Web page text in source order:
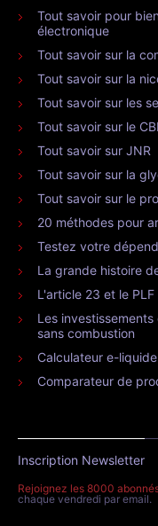
Tout savoir pour
électronique
Tout savoir sur la
Tout savoir sur la
Tout savoir sur les
Tout savoir sur le
Tout savoir sur JNR
Tout savoir sur la
Tout savoir sur le
20 méthodes pour
Testez votre
La grande histoire
L'article 23 et le
Les
sans combustion
Calculateur e-
Comparateur de
Inscription Newsletter
Rejoignez les 8000
chaque vendredi par email.